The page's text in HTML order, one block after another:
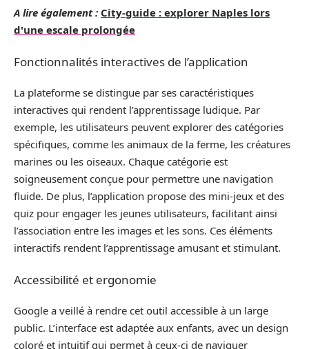
A lire également : City-guide : explorer Naples lors
d'une escale prolongée
Fonctionnalités interactives de l’application
La plateforme se distingue par ses caractéristiques
interactives qui rendent l’apprentissage ludique. Par
exemple, les utilisateurs peuvent explorer des catégories
spécifiques, comme les animaux de la ferme, les créatures
marines ou les oiseaux. Chaque catégorie est
soigneusement conçue pour permettre une navigation
fluide. De plus, l’application propose des mini-jeux et des
quiz pour engager les jeunes utilisateurs, facilitant ainsi
l’association entre les images et les sons. Ces éléments
interactifs rendent l’apprentissage amusant et stimulant.
Accessibilité et ergonomie
Google a veillé à rendre cet outil accessible à un large
public. L’interface est adaptée aux enfants, avec un design
coloré et intuitif qui permet à ceux-ci de naviguer